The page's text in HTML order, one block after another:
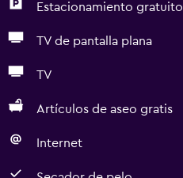
Estacionamiento gratuito
TV de pantalla plana
TV
Artículos de aseo gratis
Internet